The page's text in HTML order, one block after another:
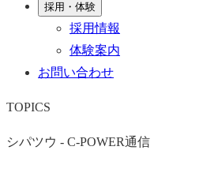
採用・体験
採用情報
体験案内
お問い合わせ
TOPICS
シパツウ - C-POWER通信